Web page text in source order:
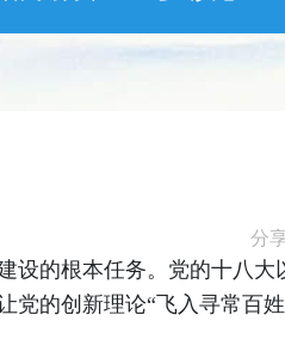
分
设的根本任务。党的十八大
的创新理论“飞入寻常百姓